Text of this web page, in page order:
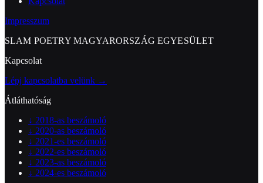
Impresszum
SLAM POETRY MAGYARORSZÁG EGYESÜLET
Kapcsolat
Lépj kapcsolatba velünk →
Átláthatóság
↓ 2018-as beszámoló
↓ 2020-as beszámoló
↓ 2021-es beszámoló
↓ 2022-es beszámoló
↓ 2023-as beszámoló
↓ 2024-es beszámoló